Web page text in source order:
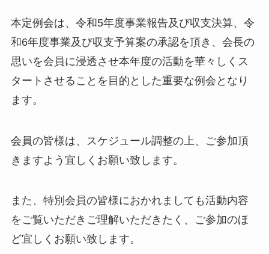
本定例会は、令和5年度事業報告及び収支決算、令
和6年度事業及び収支予算案の承認を頂き、会長の
思いを会員に浸透させ本年度の活動を華々しくス
タートさせることを目的とした重要な例会となり
ます。
会員の皆様は、スケジュール調整の上、ご参加頂
きますよう宜しくお願い致します。
また、特別会員の皆様におかれましても活動内容
をご覧いただきご理解いただきたく、ご参加のほ
ど宜しくお願い致します。